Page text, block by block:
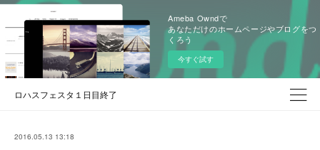
Ameba Owndで
あなただけのホームページやブログをつ
くろう
今すぐ試す
ロハスフェスタ１日目終了
2016.05.13 13:18